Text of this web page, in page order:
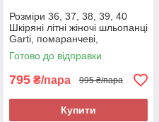
Розміри 36, 37, 38, 39, 40
Шкіряні літні жіночі шльопанці
Garti, помаранчеві,
повнорозмірні, на низькому
ходу, легкі та зручні
Готово до відправки
795 ₴/пара 995 ₴/пара
Купити